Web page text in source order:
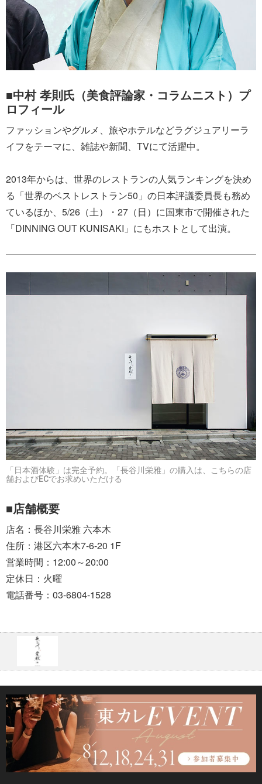
■中村 孝則氏（美食評論家・コラムニスト）プ
ロフィール
ファッションやグルメ、旅やホテルなどラグジュアリーラ
イフをテーマに、雑誌や新聞、TVにて活躍中。
2013年からは、世界のレストランの人気ランキングを決め
る「世界のベストレストラン50」の日本評議委員長も務め
ているほか、5/26（土）・27（日）に国東市で開催された
「DINNING OUT KUNISAKI」にもホストとして出演。
「日本酒体験」は完全予約。「長谷川栄雅」の購入は、こちらの店
舗およびECでお求めいただける
■店舗概要
店名：長谷川栄雅 六本木
住所：港区六本木7-6-20 1F
営業時間：12:00～20:00
定休日：火曜
電話番号：03-6804-1528